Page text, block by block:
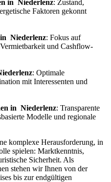
in Niederlenz: Zustand,
Faktoren gekonnt
Niederlenz: Fokus auf
und Cashflow-
: Optimale
mit Interessenten und
in Niederlenz: Transparente
Modelle und regionale
komplexe Herausforderung, in
spielen: Marktkenntnis,
Sicherheit. Als
stehen wir Ihnen von der
bis zur endgültigen